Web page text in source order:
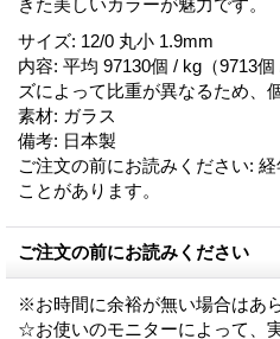
サイズ: 12/0 丸小 1.9mm
内容: 平均 97130個 / kg（9713
ズによって比重が異なるため、
素材: ガラス
備考: 日本製
ご注文の前にお読みください: 経
ことがあります。
ご注文の前にお読みください
※お時間に余裕が無い場合はあ
☆お使いのモニターによって、